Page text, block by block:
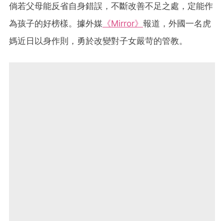
倘若父母能反省自身錯誤，不斷改善不足之處，定能作
為孩子的好榜樣。據外媒 《Mirror》 報道，外國一名虎
媽近日以身作則，勇於改變對子女嚴苛的管教。